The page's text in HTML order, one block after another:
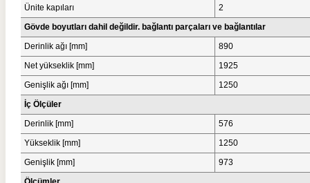
Ünite kapıları
2
Gövde boyutları dahil değildir. bağlantı parçaları ve bağlantılar
Derinlik ağı [mm]
890
Net yükseklik [mm]
1925
Genişlik ağı [mm]
1250
İç Ölçüler
Derinlik [mm]
576
Yükseklik [mm]
1250
Genişlik [mm]
973